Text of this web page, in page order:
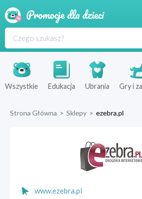
Produkty
Sklepy
Wszystkie Edukacja Ubrania Gry i
Strona Główna > Sklepy > ezebra.pl
www.ezebra.pl